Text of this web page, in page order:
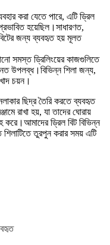
করা যেতে পারে, এটি ড্রিল
হয়েছিল।সাধারণত,
জন্য ব্যবহৃত হয় মূলত
সমস্ত ড্রিলিংয়ের কাজগুলিতে
উপলব্ধ।বিভিন্ন শিলা জন্য,
চয়ন।
ছিদ্র তৈরি করতে ব্যবহৃত
রাখা হয়, যা তাদের ঘোরায়
করে।আমাদের ড্রিল বিট বিভিন্ন
তুরপুন করার সময় এটি